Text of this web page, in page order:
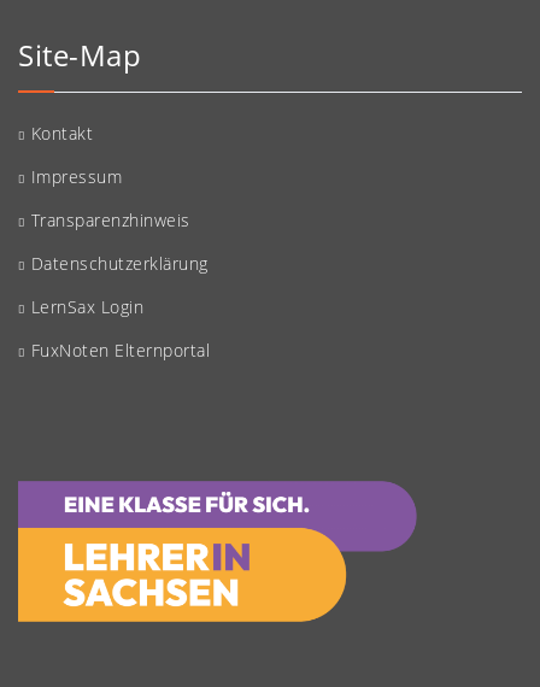
Site-Map
Kontakt
Impressum
Transparenzhinweis
Datenschutzerklärung
LernSax Login
FuxNoten Elternportal